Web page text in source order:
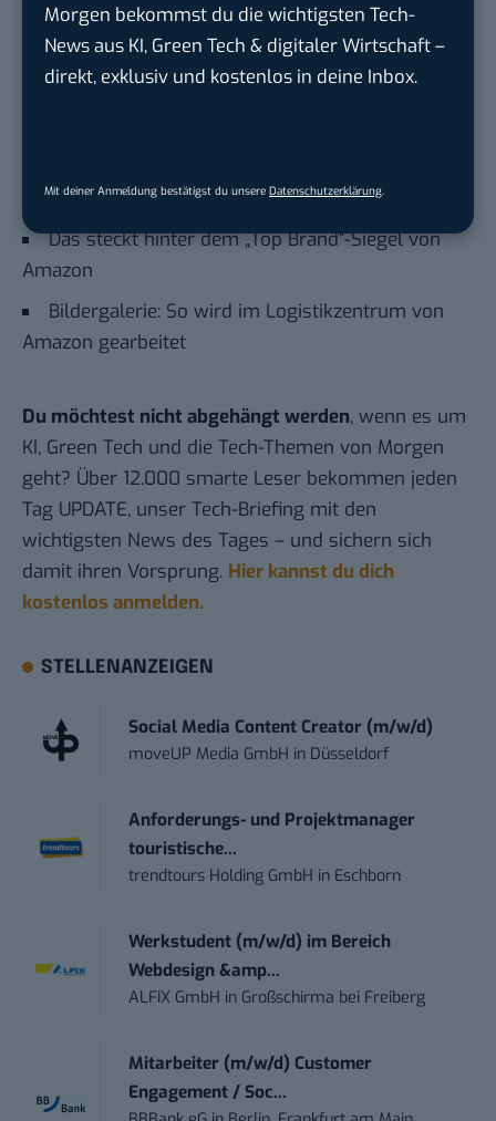
Morgen bekommst du die wichtigsten Tech-
News aus KI, Green Tech & digitaler Wirtschaft –
direkt, exklusiv und kostenlos in deine Inbox.
Mit deiner Anmeldung bestätigst du unsere Datenschutzerklärung
Shooter (Staffel 2)
Auch interessant:
Mitarbeitern mit Lob überschütten
Das steckt hinter dem „Top Brand“-Siegel von
Amazon
Bildergalerie: So wird im Logistikzentrum von
Amazon gearbeitet
Du möchtest nicht abgehängt werden, wenn es um
KI, Green Tech und die Tech-Themen von Morgen
geht? Über 12.000 smarte Leser bekommen jeden
Tag UPDATE, unser Tech-Briefing mit den
wichtigsten News des Tages – und sichern sich
damit ihren Vorsprung. Hier kannst du dich
kostenlos anmelden.
STELLENANZEIGEN
Social Media Content Creator (m/w/d)
moveUP Media GmbH in Düsseldorf
Anforderungs- und Projektmanager
touristische...
trendtours Holding GmbH in Eschborn
Werkstudent (m/w/d) im Bereich
Webdesign &amp...
ALFIX GmbH in Großschirma bei Freiberg
Mitarbeiter (m/w/d) Customer
Engagement / Soc...